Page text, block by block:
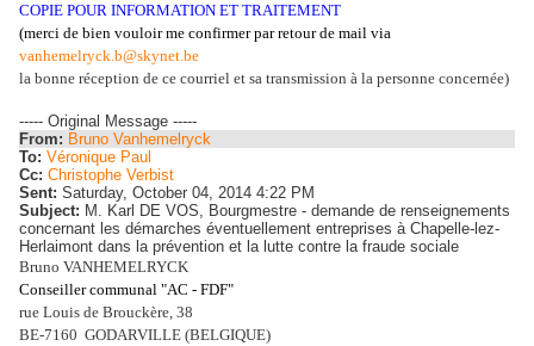
COPIE POUR INFORMATION ET TRAITEMENT
(merci de bien vouloir me confirmerpar retour de mail via
vanhemelryck.b@skynet.be
la bonne réception de ce courriel et sa transmission à la personne concernée)
----- Original Message -----
From: Bruno Vanhemelryck
To: Véronique Paul
Cc: Christophe Verbist
Sent: Saturday, October 04, 2014 4:22 PM
Subject: M. Karl DE VOS, Bourgmestre - demande de renseignements
concernant les démarches éventuellement entreprises à Chapelle-lez-
Herlaimont dans la prévention et la lutte contre la fraude sociale
Bruno VANHEMELRYCK
Conseiller communal "AC - FDF"
rue Louis de Brouckère, 38
BE-7160 GODARVILLE (BELGIQUE)